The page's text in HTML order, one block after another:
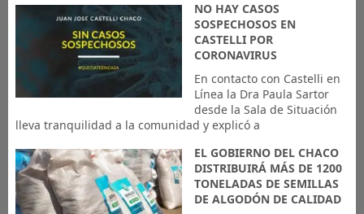
NO HAY CASOS
SOSPECHOSOS EN
CASTELLI POR
CORONAVIRUS
En contacto con Castelli en
Línea la Dra Paula Sartor
desde la Sala de Situación
lleva tranquilidad a la comunidad y explicó a
EL GOBIERNO DEL CHACO
DISTRIBUIRÁ MÁS DE 1200
TONELADAS DE SEMILLAS
DE ALGODÓN DE CALIDAD